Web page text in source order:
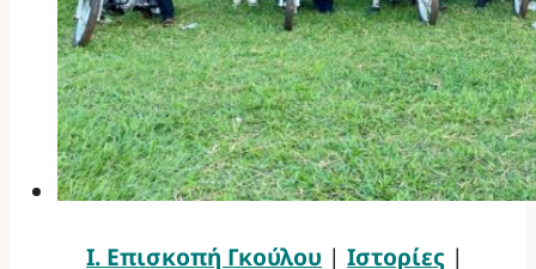
Ι. Επισκοπή Γκούλου | Ιστορίες |